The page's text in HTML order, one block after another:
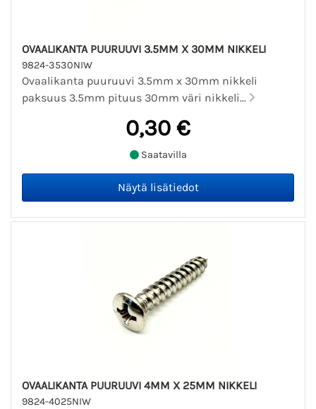
OVAALIKANTA PUURUUVI 3.5MM X 30MM NIKKELI
9824-3530NIW
Ovaalikanta puuruuvi 3.5mm x 30mm nikkeli
paksuus 3.5mm pituus 30mm väri nikkeli...
0,30 €
Saatavilla
OVAALIKANTA PUURUUVI 4MM X 25MM NIKKELI
9824-4025NIW